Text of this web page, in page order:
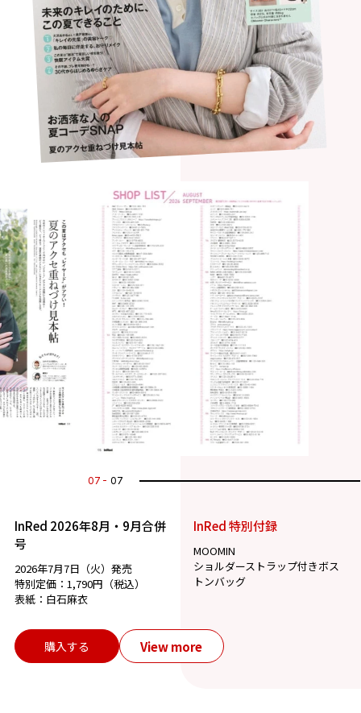
07 07
InRed 2026年8月・9月合併
号
2026年7月7日（火）発売
特別定価：1,790円（税込）
表紙：白石麻衣
InRed 特別付録
MOOMIN
ショルダーストラップ付きボス
トンバッグ
購入する View more